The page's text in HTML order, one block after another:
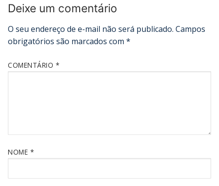
Deixe um comentário
O seu endereço de e-mail não será publicado. Campos
obrigatórios são marcados com *
COMENTÁRIO *
NOME *